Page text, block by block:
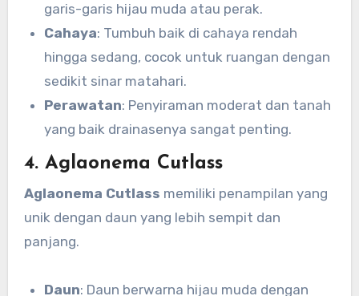
garis-garis hijau muda atau perak.
Cahaya: Tumbuh baik di cahaya rendah
hingga sedang, cocok untuk ruangan dengan
sedikit sinar matahari.
Perawatan: Penyiraman moderat dan tanah
yang baik drainasenya sangat penting.
4. Aglaonema Cutlass
Aglaonema Cutlass memiliki penampilan yang
unik dengan daun yang lebih sempit dan
panjang.
Daun: Daun berwarna hijau muda dengan